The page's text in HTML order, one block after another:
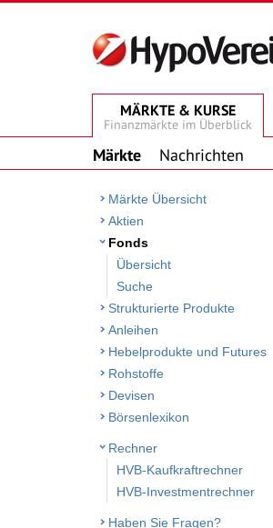
MÄRKTE & KURSE
Finanzmärkte im Überblick
Märkte Nachrichten
Märkte Übersicht
Aktien
Fonds
Übersicht
Suche
Strukturierte Produkte
Anleihen
Hebelprodukte und Futures
Rohstoffe
Devisen
Börsenlexikon
Rechner
HVB-Kaufkraftrechner
HVB-Investmentrechner
Haben Sie Fragen?